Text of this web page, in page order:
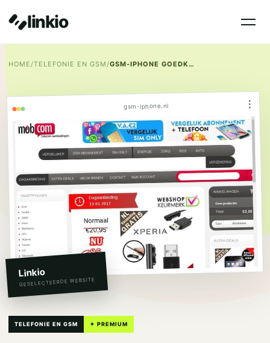
linkio
HOME/TELEFONIE EN GSM/ GSM-IPHONE GOEDKOPE ACCESSOIRES
gsm-iphone.nl ⋮
Linkio
GESELECTEERDE WEBSITE
TELEFONIE EN GSM ✦ PREMIUM